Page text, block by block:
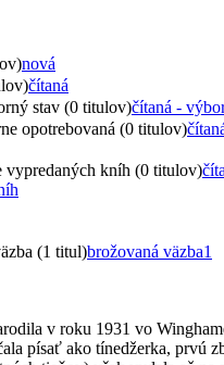
nová
čítaná
stav (0 titulov)čítaná -
opotrebovaná (0 titulov)
vypredaných kníh (0 titulov)
(1 titul)brožovaná väzba1
v roku 1931 vo
písať ako tínedžerka, prvú